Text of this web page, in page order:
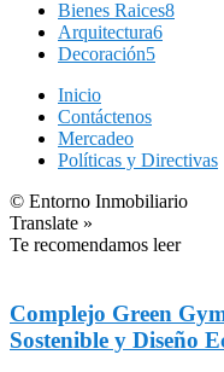
Bienes Raices8
Arquitectura6
Decoración5
Inicio
Contáctenos
Mercadeo
Políticas y Directivas
© Entorno Inmobiliario
Translate »
Te recomendamos leer
Complejo Green
Sostenible y Diseño